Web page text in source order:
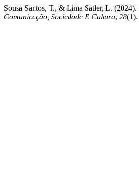
Sousa Santos, T., & Lima Satler, L.
Comunicação, Sociedade E Cultura, 28(1).